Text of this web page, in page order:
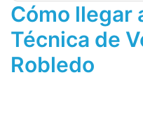
Cómo llegar
Técnica de
Robledo